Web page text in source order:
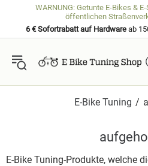
WARNUNG: Getunte E-Bikes &
öffentlichen
6 € Sofortrabatt auf Hardwareab
E-Bike Tuning
E-Bike Tuning-Produkte, welche